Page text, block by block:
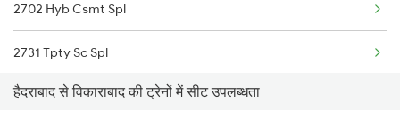
17253 Gnt Cpsn Express
17289 Cct Mys Express
22731 Mumbai Sf Exp
2204 Sc Vskp Spl
2235 Sc Ltt Spl
2236 Festival Special
2702 Hyb Csmt Spl
2731 Tpty Sc Spl
2732 Sc Tpty Spl
हैदराबाद से विकाराबाद की ट्रेनों में सीट उपलब्धता